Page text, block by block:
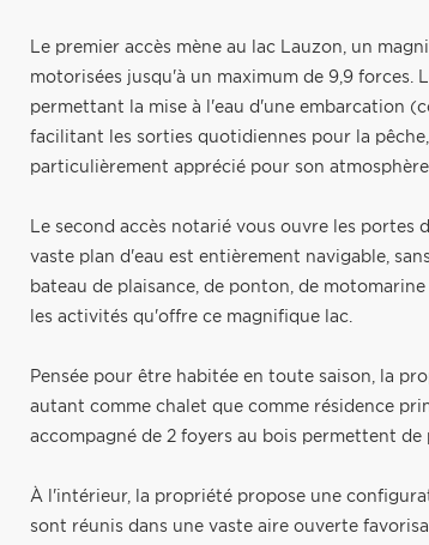
Le premier accès mène au lac Lauzon, un
motorisées jusqu'à un maximum de 9,9
permettant la mise à l'eau d'une embarcation
facilitant les sorties quotidiennes pour la
particulièrement apprécié pour son
Le second accès notarié vous ouvre les portes
vaste plan d'eau est entièrement navigable,
bateau de plaisance, de ponton, de
les activités qu'offre ce magnifique lac.
Pensée pour être habitée en toute saison, la
autant comme chalet que comme résidence
accompagné de 2 foyers au bois permettent
À l'intérieur, la propriété propose une
sont réunis dans une vaste aire ouverte